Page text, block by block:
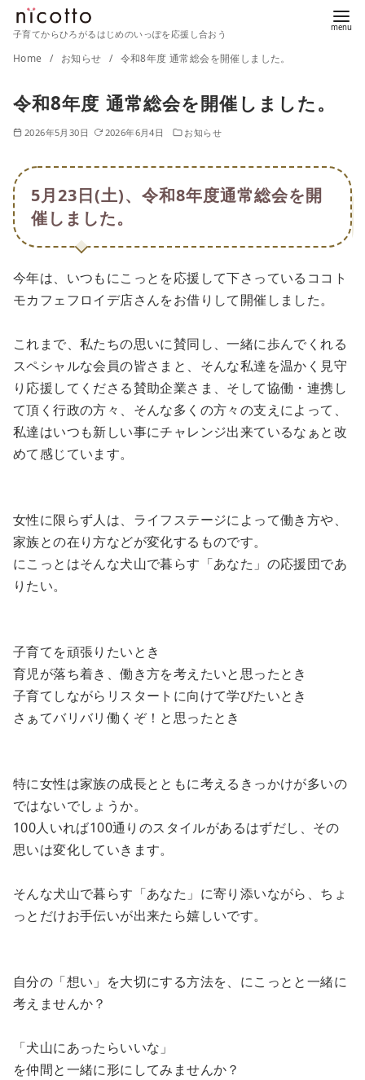
子育てからひろがるはじめのいっぽを応援し合おう
Home お知らせ 令和8年度 通常総会を開催しました。
令和8年度 通常総会を開催しました。
2026年5月30日 2026年6月4日 お知らせ
5月23日(土)、令和8年度通常総会を開
催しました。
今年は、いつもにこっとを応援して下さっているココト
モカフェフロイデ店さんをお借りして開催しました。
これまで、私たちの思いに賛同し、一緒に歩んでくれる
スペシャルな会員の皆さまと、そんな私達を温かく見守
り応援してくださる賛助企業さま、そして協働・連携し
て頂く行政の方々、そんな多くの方々の支えによって、
私達はいつも新しい事にチャレンジ出来ているなぁと改
めて感じています。
女性に限らず人は、ライフステージによって働き方や、
家族との在り方などが変化するものです。
にこっとはそんな犬山で暮らす「あなた」の応援団であ
りたい。
子育てを頑張りたいとき
育児が落ち着き、働き方を考えたいと思ったとき
子育てしながらリスタートに向けて学びたいとき
さぁてバリバリ働くぞ！と思ったとき
特に女性は家族の成長とともに考えるきっかけが多いの
ではないでしょうか。
100人いれば100通りのスタイルがあるはずだし、その
思いは変化していきます。
そんな犬山で暮らす「あなた」に寄り添いながら、ちょ
っとだけお手伝いが出来たら嬉しいです。
自分の「想い」を大切にする方法を、にこっとと一緒に
考えませんか？
「犬山にあったらいいな」
を仲間と一緒に形にしてみませんか？